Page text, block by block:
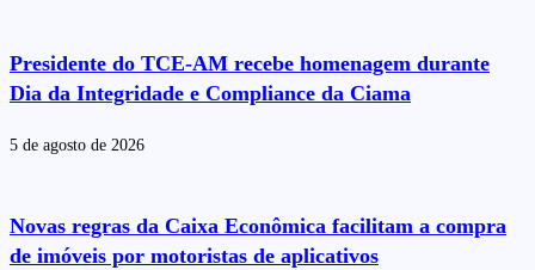
Presidente do TCE-AM recebe homenagem durante
Dia da Integridade e Compliance da Ciama
5 de agosto de 2026
Novas regras da Caixa Econômica facilitam a compra
de imóveis por motoristas de aplicativos